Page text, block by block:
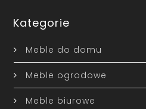
Kategorie
Meble do domu
Meble ogrodowe
Meble biurowe